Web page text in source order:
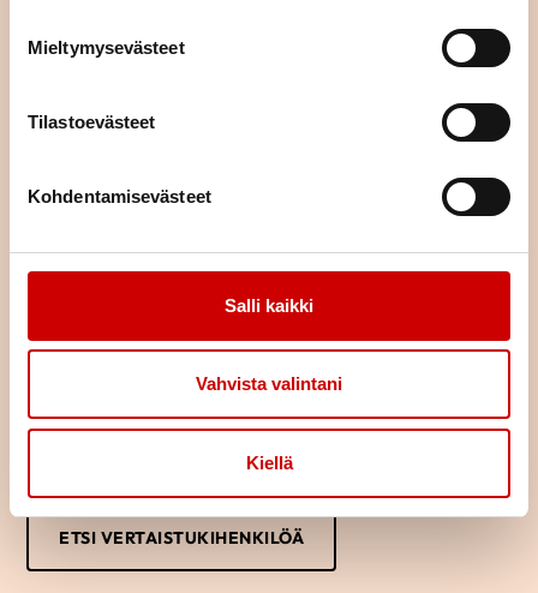
Mieltymysevästeet
Tilastoevästeet
Kohdentamisevästeet
Salli kaikki
Vahvista valintani
Kiellä
Löydä oma tukijasi
Oletko sairastunut tai sairastuneen läheinen? Haluaisitko jutella
kokemuksistasi toisen samankaltaista kokeneen kanssa?
Vertaistukihenkilön kanssa voi puhua luottamuksella omista
ajatuksista ja tunteista.
Usein saman kokenut osaa parhaiten tukea sydänsairastunutta
tai hänen läheistään ja auttaa jaksamaan arjessa. Kuka vaan voi
ETSI VERTAISTUKIHENKILÖÄ